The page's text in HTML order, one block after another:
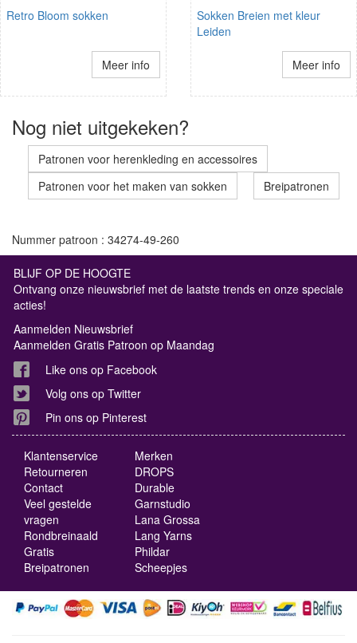
Retro Bloom sokken
Meer info
Sokken Breien met kleur
Leiden
Meer info
Nog niet uitgekeken?
Patronen voor herenkleding en accessoires
Patronen voor het maken van sokken
Breipatronen
Nummer patroon : 34274-49-260
BLIJF OP DE HOOGTE
Ontvang onze nieuwsbrief met de laatste trends en onze speciale
acties!
Aanmelden Nieuwsbrief
Aanmelden Gratis Patroon op Maandag
Like ons op Facebook
Volg ons op Twitter
Pin ons op Pinterest
Klantenservice
Retourneren
Contact
Veel gestelde
vragen
Rondbreinaald
Gratis
Breipatronen
Merken
DROPS
Durable
Garnstudio
Lana Grossa
Lang Yarns
Phildar
Scheepjes